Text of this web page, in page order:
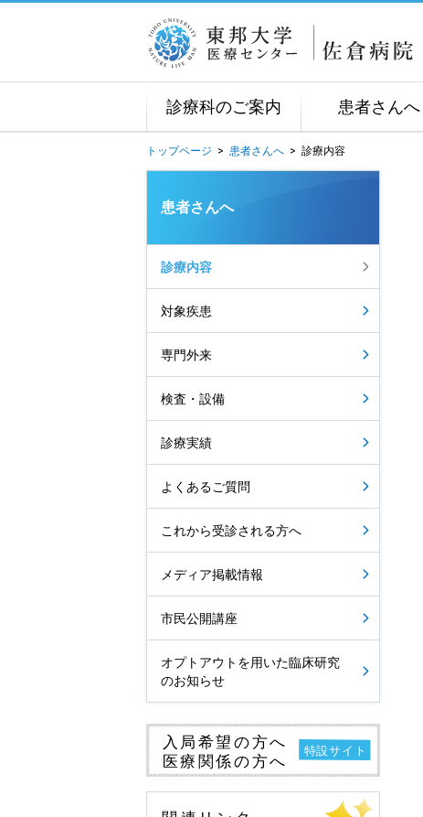
診療科のご案内 患者さんへ
トップページ > 患者さんへ > 診療内容
患者さんへ
診療内容
対象疾患
専門外来
検査・設備
診療実績
よくあるご質問
これから受診される方へ
メディア掲載情報
市民公開講座
オプトアウトを用いた臨床研究
のお知らせ